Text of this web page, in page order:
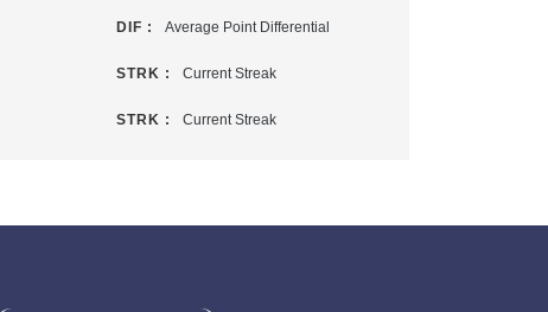
DIF : Average Point Differential
STRK : Current Streak
STRK : Current Streak